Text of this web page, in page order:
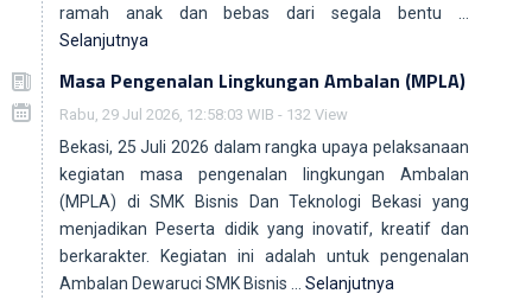
E-LIBRARY
Perpustakaan Online
DATA GURU
Pangkalan Data Guru
ramah anak dan bebas dari segala bentu …
Selanjutnya
Masa Pengenalan Lingkungan Ambalan (MPLA)
Rabu, 29 Jul 2026, 12:58:03 WIB - 132 View
Bekasi, 25 Juli 2026 dalam rangka upaya pelaksanaan
kegiatan masa pengenalan lingkungan Ambalan
(MPLA) di SMK Bisnis Dan Teknologi Bekasi yang
menjadikan Peserta didik yang inovatif, kreatif dan
berkarakter. Kegiatan ini adalah untuk pengenalan
Ambalan Dewaruci SMK Bisnis … Selanjutnya